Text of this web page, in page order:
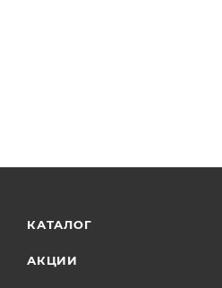
КАТАЛОГ
АКЦИИ